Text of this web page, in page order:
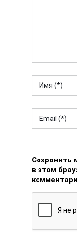
Сохранить
в этом